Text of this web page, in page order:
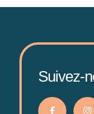
Suivez-